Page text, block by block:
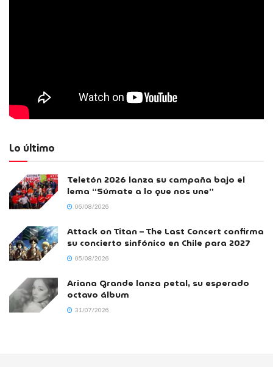
Lo último
Teletón 2026 lanza su campaña bajo el
lema “Súmate a lo que nos une”
06/08/2026
Attack on Titan – The Last Concert confirma
su concierto sinfónico en Chile para 2027
05/08/2026
Ariana Grande lanza petal, su esperado
octavo álbum
31/07/2026